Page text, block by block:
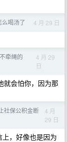
喝汤了 4 月 29 日
牵绳的
4 月 29
日
就会怕你，因为那
社保公积金断
4 月
29 日
，好像也是因为